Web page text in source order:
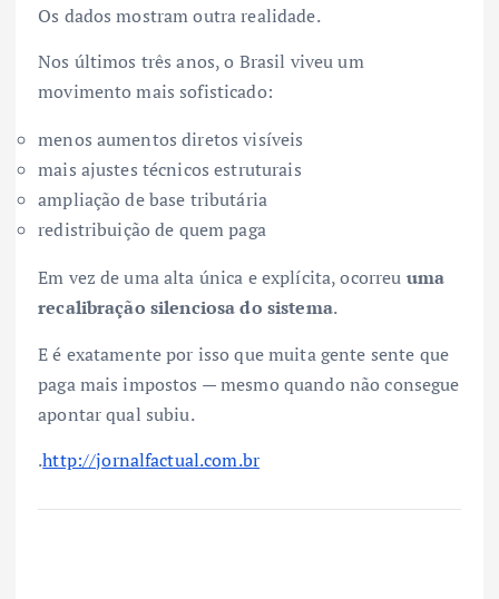
Os dados mostram outra realidade.
Nos últimos três anos, o Brasil viveu um
movimento mais sofisticado:
menos aumentos diretos visíveis
mais ajustes técnicos estruturais
ampliação de base tributária
redistribuição de quem paga
Em vez de uma alta única e explícita, ocorreu uma
recalibração silenciosa do sistema.
E é exatamente por isso que muita gente sente que
paga mais impostos — mesmo quando não consegue
apontar qual subiu.
.http://jornalfactual.com.br